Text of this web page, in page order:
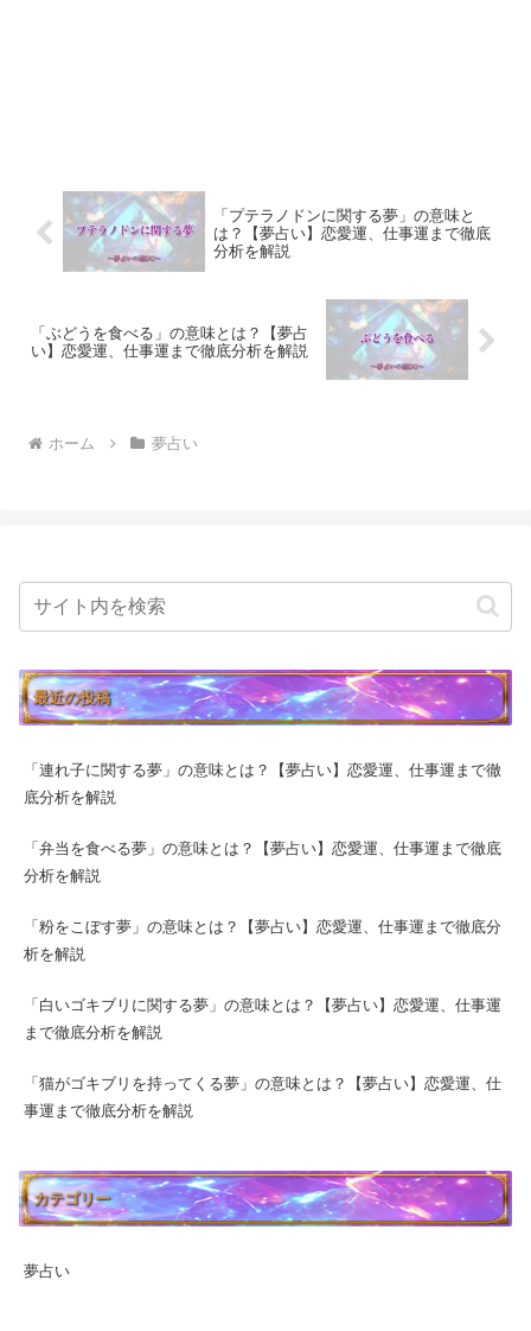
「プテラノドンに関する夢」の意味と
は？【夢占い】恋愛運、仕事運まで徹底
分析を解説
「ぶどうを食べる」の意味とは？【夢占
い】恋愛運、仕事運まで徹底分析を解説
ホーム 夢占い
最近の投稿
「連れ子に関する夢」の意味とは？【夢占い】恋愛運、仕事運まで徹
底分析を解説
「弁当を食べる夢」の意味とは？【夢占い】恋愛運、仕事運まで徹底
分析を解説
「粉をこぼす夢」の意味とは？【夢占い】恋愛運、仕事運まで徹底分
析を解説
「白いゴキブリに関する夢」の意味とは？【夢占い】恋愛運、仕事運
まで徹底分析を解説
「猫がゴキブリを持ってくる夢」の意味とは？【夢占い】恋愛運、仕
事運まで徹底分析を解説
カテゴリー
夢占い